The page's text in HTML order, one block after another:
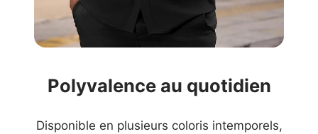
Polyvalence au quotidien
Disponible en plusieurs coloris intemporels,